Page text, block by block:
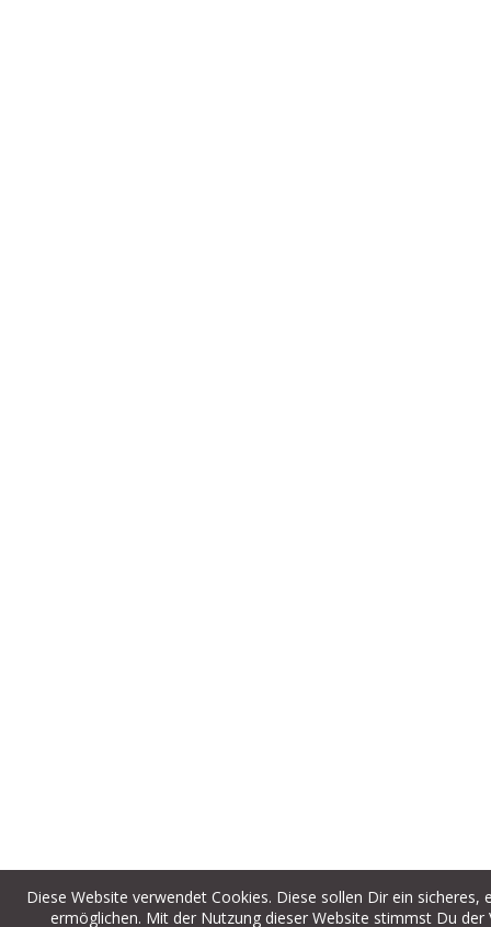
Diese Website verwendet Cookies. Diese sollen Dir ein
ermöglichen. Mit der Nutzung dieser Website stimmst Du